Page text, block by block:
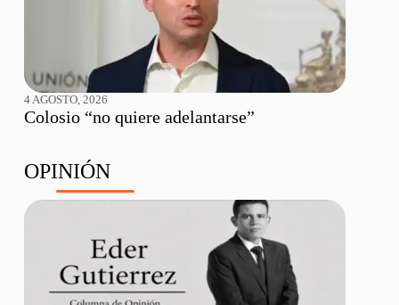
4 AGOSTO, 2026
Colosio “no quiere adelantarse”
OPINIÓN